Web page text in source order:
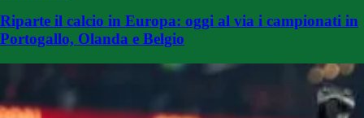
Riparte il calcio in Europa: oggi al via i campionati in
Portogallo, Olanda e Belgio